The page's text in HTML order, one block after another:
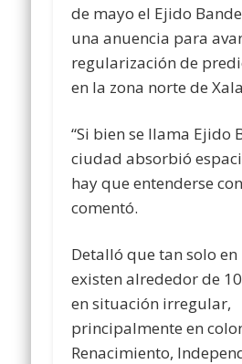
de mayo el Ejido
una anuencia para
regularización de
en la zona norte de
“Si bien se llama Ejido
ciudad absorbió
hay que entenderse
comentó.
Detalló que tan solo
existen alrededor de
en situación irregular,
principalmente en
Renacimiento,